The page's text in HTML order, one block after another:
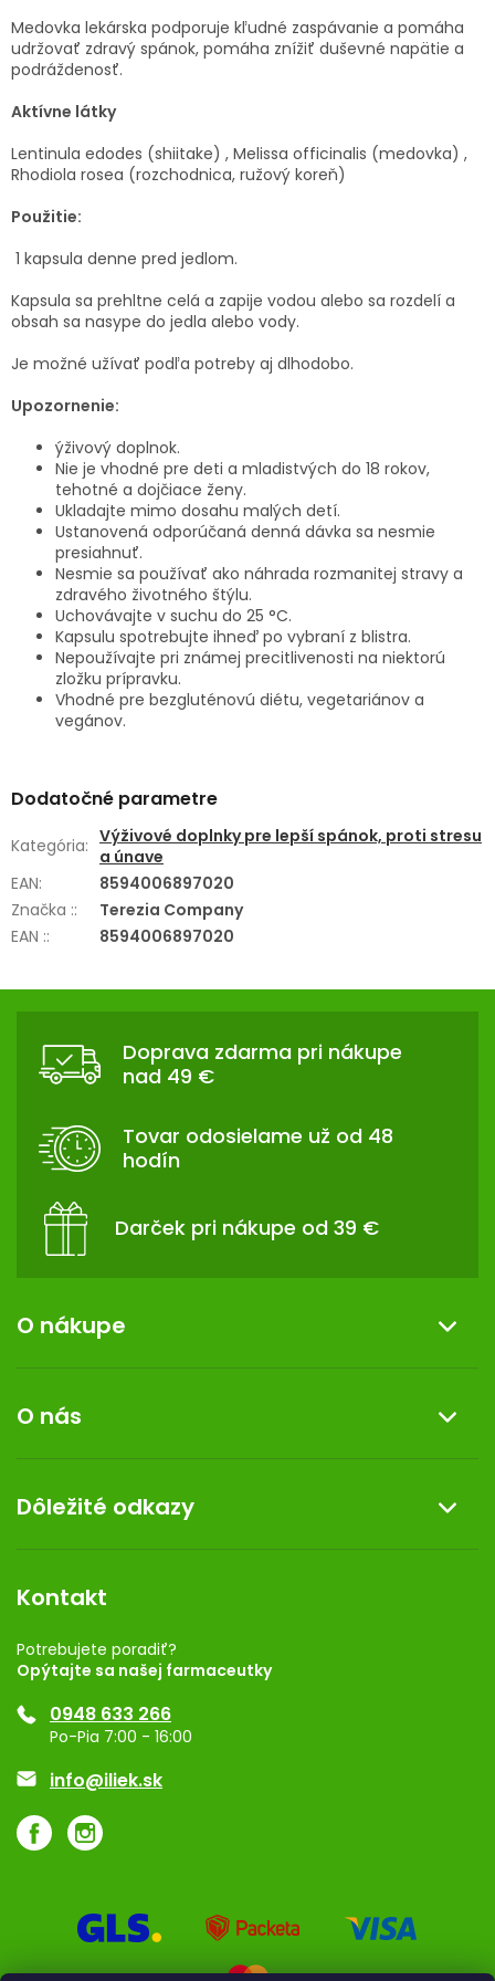
Medovka lekárska podporuje kľudné zaspávanie a pomáha
udržovať zdravý spánok, pomáha znížiť duševné napätie a
podráždenosť.
Aktívne látky
Lentinula edodes (shiitake) , Melissa officinalis (medovka) ,
Rhodiola rosea (rozchodnica, ružový koreň)
Použitie:
1 kapsula denne pred jedlom.
Kapsula sa prehltne celá a zapije vodou alebo sa rozdelí a
obsah sa nasype do jedla alebo vody.
Je možné užívať podľa potreby aj dlhodobo.
Upozornenie:
ýživový doplnok.
Nie je vhodné pre deti a mladistvých do 18 rokov,
tehotné a dojčiace ženy.
Ukladajte mimo dosahu malých detí.
Ustanovená odporúčaná denná dávka sa nesmie
presiahnuť.
Nesmie sa používať ako náhrada rozmanitej stravy a
zdravého životného štýlu.
Uchovávajte v suchu do 25 °C.
Kapsulu spotrebujte ihneď po vybraní z blistra.
Nepoužívajte pri známej precitlivenosti na niektorú
zložku prípravku.
Vhodné pre bezgluténovú diétu, vegetariánov a
vegánov.
Dodatočné parametre
Kategória: Výživové doplnky pre lepší spánok, proti stresu
a únave
EAN:
8594006897020
Značka ::
Terezia Company
EAN :: 8594006897020
Z
Doprava zdarma pri nákupe
nad 49 €
Tovar odosielame už od 48
hodín
Darček pri nákupe od 39 €
O nákupe
Reklamácia a vrátenie tovaru
Doprava a platba
Darček k nákupu
O nás
Kontakt
Dermocentrum
Dôležité odkazy
Rozhodnutie na prevádzku
Registrácia
Ponuka pre firmy
Značky
Kontakt
Potrebujete poradiť?
Opýtajte sa našej farmaceutky
0948 633 266
Po-Pia 7:00 - 16:00
info@iliek.sk